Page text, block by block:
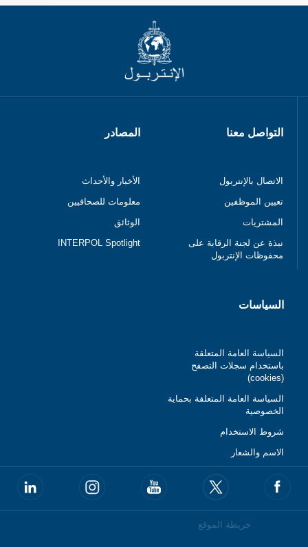
التواصل معنا
الاتصال بالإنتربول
تعيين الموظفين
المشتريات
نبذة عن لجنة الرقابة على
محفوظات الإنتربول
المصادر
الأخبار والأحداث
معلومات للصحافيين
الوثائق
INTERPOL Spotlight
السياسات
السياسة العامة المتعلقة
باستخدام سجلات التصفح
(cookies)
السياسة العامة المتعلقة بحماية
الخصوصية
شروط الاستخدام
الاسم والشعار
خريطة الموقع